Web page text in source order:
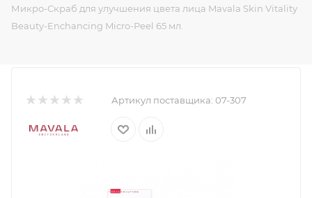
Микро-Скраб для улучшения цвета лица Mavala Skin Vitality
Beauty-Enchancing Micro-Peel 65 мл.
Артикул поставщика: 07-307